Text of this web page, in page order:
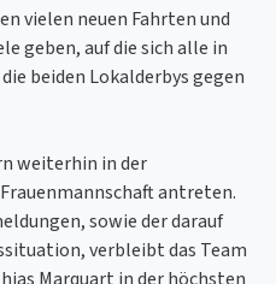
vielen neuen Fahrten und
geben, auf die sich alle in
beiden Lokalderbys gegen
weiterhin in der
antreten.
sowie der darauf
verbleibt das Team
Marquart in der höchsten